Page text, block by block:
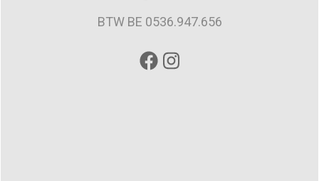
BTW BE 0536.947.656